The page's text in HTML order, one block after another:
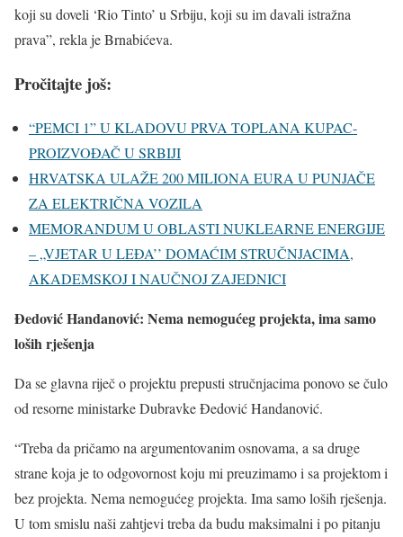
koji su doveli ‘Rio Tinto’ u Srbiju, koji su im davali istražna
prava”, rekla je Brnabićeva.
Pročitajte još:
“PEMCI 1” U KLADOVU PRVA TOPLANA KUPAC-
PROIZVOĐAČ U SRBIJI
HRVATSKA ULAŽE 200 MILIONA EURA U PUNJAČE
ZA ELEKTRIČNA VOZILA
MEMORANDUM U OBLASTI NUKLEARNE ENERGIJE
– „VJETAR U LEĐA’’ DOMAĆIM STRUČNJACIMA,
AKADEMSKOJ I NAUČNOJ ZAJEDNICI
Đedović Handanović: Nema nemogućeg projekta, ima samo
loših rješenja
Da se glavna riječ o projektu prepusti stručnjacima ponovo se čulo
od resorne ministarke Dubravke Đedović Handanović.
“Treba da pričamo na argumentovanim osnovama, a sa druge
strane koja je to odgovornost koju mi preuzimamo i sa projektom i
bez projekta. Nema nemogućeg projekta. Ima samo loših rješenja.
U tom smislu naši zahtjevi treba da budu maksimalni i po pitanju